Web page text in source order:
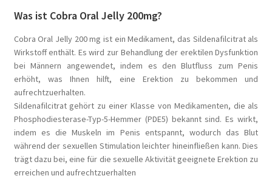
Was ist Cobra Oral Jelly 200mg?
Cobra Oral Jelly 200 mg ist ein Medikament, das Sildenafilcitrat als
Wirkstoff enthält. Es wird zur Behandlung der erektilen Dysfunktion
bei Männern angewendet, indem es den Blutfluss zum Penis
erhöht, was Ihnen hilft, eine Erektion zu bekommen und
aufrechtzuerhalten.
Sildenafilcitrat gehört zu einer Klasse von Medikamenten, die als
Phosphodiesterase-Typ-5-Hemmer (PDE5) bekannt sind. Es wirkt,
indem es die Muskeln im Penis entspannt, wodurch das Blut
während der sexuellen Stimulation leichter hineinfließen kann. Dies
trägt dazu bei, eine für die sexuelle Aktivität geeignete Erektion zu
erreichen und aufrechtzuerhalten